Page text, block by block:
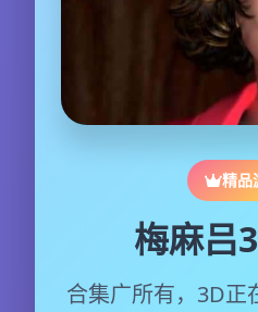
精品
梅麻吕
合集广所有，3D正